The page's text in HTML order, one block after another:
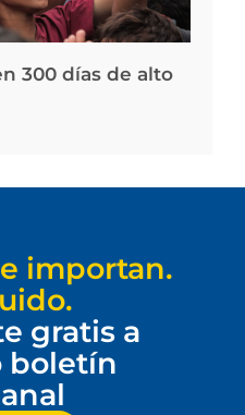
300 días de alto
importan.
gratis a
boletín